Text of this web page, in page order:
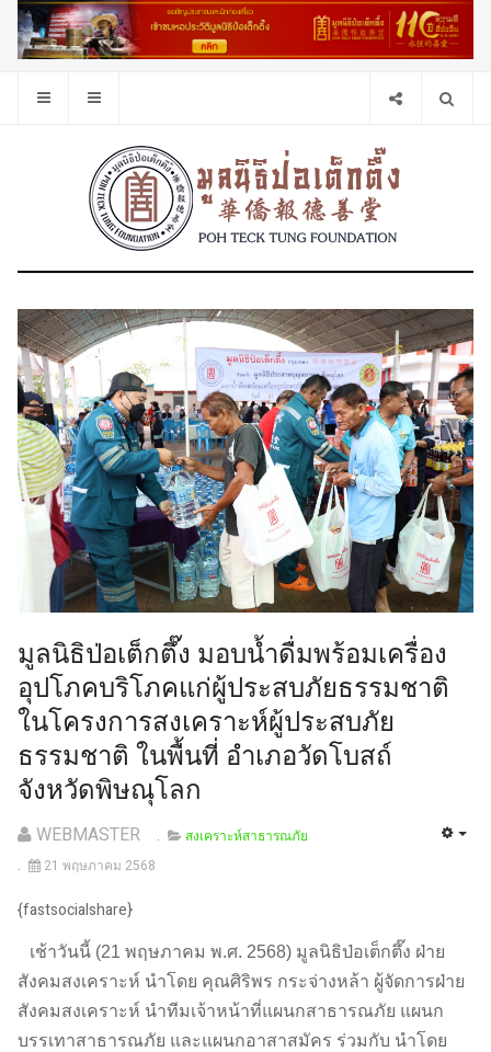
มูลนิธิป่อเต็กตึ๊ง มอบน้ำดื่มพร้อมเครื่อง
อุปโภคบริโภคแก่ผู้ประสบภัยธรรมชาติ
ในโครงการสงเคราะห์ผู้ประสบภัย
ธรรมชาติ ในพื้นที่ อำเภอวัดโบสถ์
จังหวัดพิษณุโลก
WEBMASTER
สงเคราะห์สาธารณภัย
21 พฤษภาคม 2568
{fastsocialshare}
เช้าวันนี้ (21 พฤษภาคม พ.ศ. 2568) มูลนิธิป่อเต็กตึ๊ง ฝ่าย
สังคมสงเคราะห์ นำโดย คุณศิริพร กระจ่างหล้า ผู้จัดการฝ่าย
สังคมสงเคราะห์ นำทีมเจ้าหน้าที่แผนกสาธารณภัย แผนก
บรรเทาสาธารณภัย และแผนกอาสาสมัคร ร่วมกับ นำโดย